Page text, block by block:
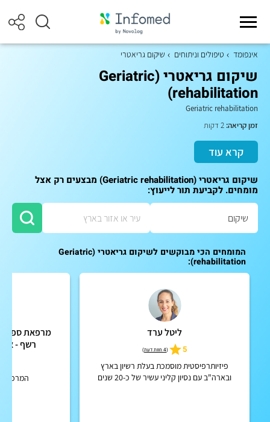
אינפומד טיפולים וניתוחים שיקום גריאטרי
שיקום גריאטרי (Geriatric
rehabilitation)
Geriatric rehabilitation
זמן קריאה:
קרא עוד
שיקום גריאטרי (Geriatric rehabilitation) מבצעים רק אצל
מומחים. לקביעת תור לייעוץ:
המומחים הכי מבוקשים לשיקום גריאטרי (Geriatric
rehabilitation):
ליטל ערד
5
(4 חוות דעת )
פיזיותרפיסטית מוסמכת בעלת רשיון בארץ
ובארה"ב עם נסיון קליני עשיר של כ-20 שנים
מרפאת
רשף -
המרכז